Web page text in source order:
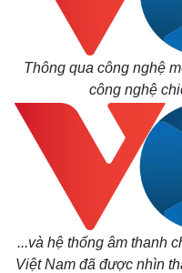
Thông qua công nghệ
công nghệ
...và hệ thống âm thanh
Việt Nam đã được nhìn